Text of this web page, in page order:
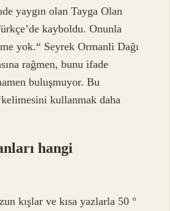
yaygın olan Tayga Olan
kayboldu. Onunla
yok.“ Seyrek Ormanli Dağı
rağmen, bunu ifade
buluşmuyor. Bu
kullanmak daha
hangi
kışlar ve kısa yazlarla 50 °